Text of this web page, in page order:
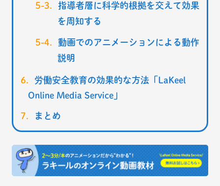
指導者層に科学的根拠を交えて効果
を周知する
動画でのアニメーションによる動作
説明
労働安全教育の効果的な方法「LaKeel
Online Media Service」
まとめ